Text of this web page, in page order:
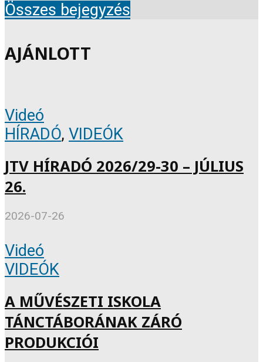
Összes bejegyzés
AJÁNLOTT
Videó
HÍRADÓ, VIDEÓK
JTV HÍRADÓ 2026/29-30 – JÚLIUS
26.
2026-07-26
Videó
VIDEÓK
A MŰVÉSZETI ISKOLA
TÁNCTÁBORÁNAK ZÁRÓ
PRODUKCIÓI